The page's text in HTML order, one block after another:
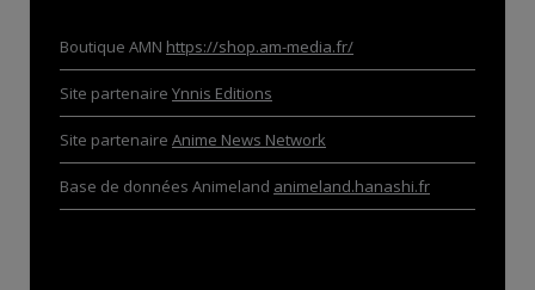
Boutique AMN https://shop.am-media.fr/
Site partenaire Ynnis Editions
Site partenaire Anime News Network
Base de données Animeland animeland.hanashi.fr